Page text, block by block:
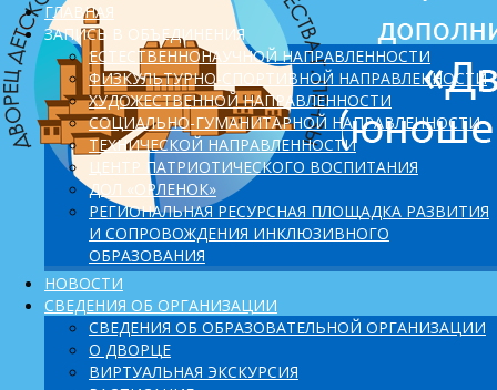
ГЛАВНАЯ
ЗАПИСЬ В ОБЪЕДИНЕНИЯ
ЕСТЕСТВЕННОНАУЧНОЙ НАПРАВЛЕННОСТИ
ФИЗКУЛЬТУРНО-СПОРТИВНОЙ НАПРАВЛЕННОСТИ
ХУДОЖЕСТВЕННОЙ НАПРАВЛЕННОСТИ
СОЦИАЛЬНО-ГУМАНИТАРНОЙ НАПРАВЛЕННОСТИ
ТЕХНИЧЕСКОЙ НАПРАВЛЕННОСТИ
ЦЕНТР ПАТРИОТИЧЕСКОГО ВОСПИТАНИЯ
ДОЛ «ОРЛЕНОК»
PЕГИОНАЛЬНАЯ РЕСУРСНАЯ ПЛОЩАДКА РАЗВИТИЯ
И СОПРОВОЖДЕНИЯ ИНКЛЮЗИВНОГО
ОБРАЗОВАНИЯ
НОВОСТИ
СВЕДЕНИЯ ОБ ОРГАНИЗАЦИИ
СВЕДЕНИЯ ОБ ОБРАЗОВАТЕЛЬНОЙ ОРГАНИЗАЦИИ
О ДВОРЦЕ
ВИРТУАЛЬНАЯ ЭКСКУРСИЯ